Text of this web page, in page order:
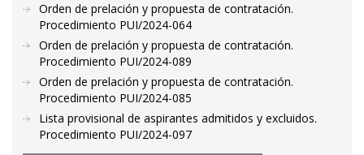
Orden de prelación y propuesta de contratación.
Procedimiento PUI/2024-064
Orden de prelación y propuesta de contratación.
Procedimiento PUI/2024-089
Orden de prelación y propuesta de contratación.
Procedimiento PUI/2024-085
Lista provisional de aspirantes admitidos y excluidos.
Procedimiento PUI/2024-097